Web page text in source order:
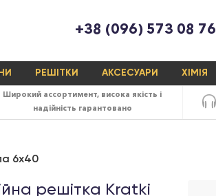
+38 (096) 573 08 76
РЕШІТКИ АКСЕСУАРИ ХІМІЯ
Широкий ассортимент, висока якість і
надійність гарантовано
6х40
решітка Kratki